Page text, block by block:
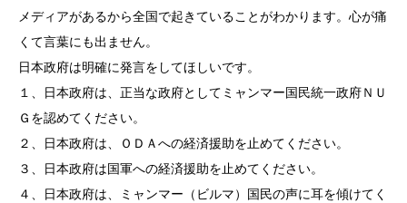
メディアがあるから全国で起きていることがわかります。心が痛
くて言葉にも出ません。
日本政府は明確に発言をしてほしいです。
１、日本政府は、正当な政府としてミャンマー国民統一政府ＮＵ
Ｇを認めてください。
２、日本政府は、ＯＤＡへの経済援助を止めてください。
３、日本政府は国軍への経済援助を止めてください。
４、日本政府は、ミャンマー（ビルマ）国民の声に耳を傾けてく